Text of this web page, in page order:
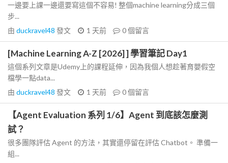
一邊要上課一邊還要寫這個不容易! 整個machine learning分成三個
步...
由 duckravel48 發文 1 天前 0個留言
[Machine Learning A-Z [2026] ] 學習筆記 Day1
這個系列文章是Udemy上的課程延伸，因為我個人想趁著育嬰假空
檔學一點data...
由 duckravel48 發文 1 天前 0個留言
【Agent Evaluation 系列 1/6】Agent 到底該怎麼測
試？
很多團隊評估 Agent 的方法，其實還停留在評估 Chatbot。 準備一
組...